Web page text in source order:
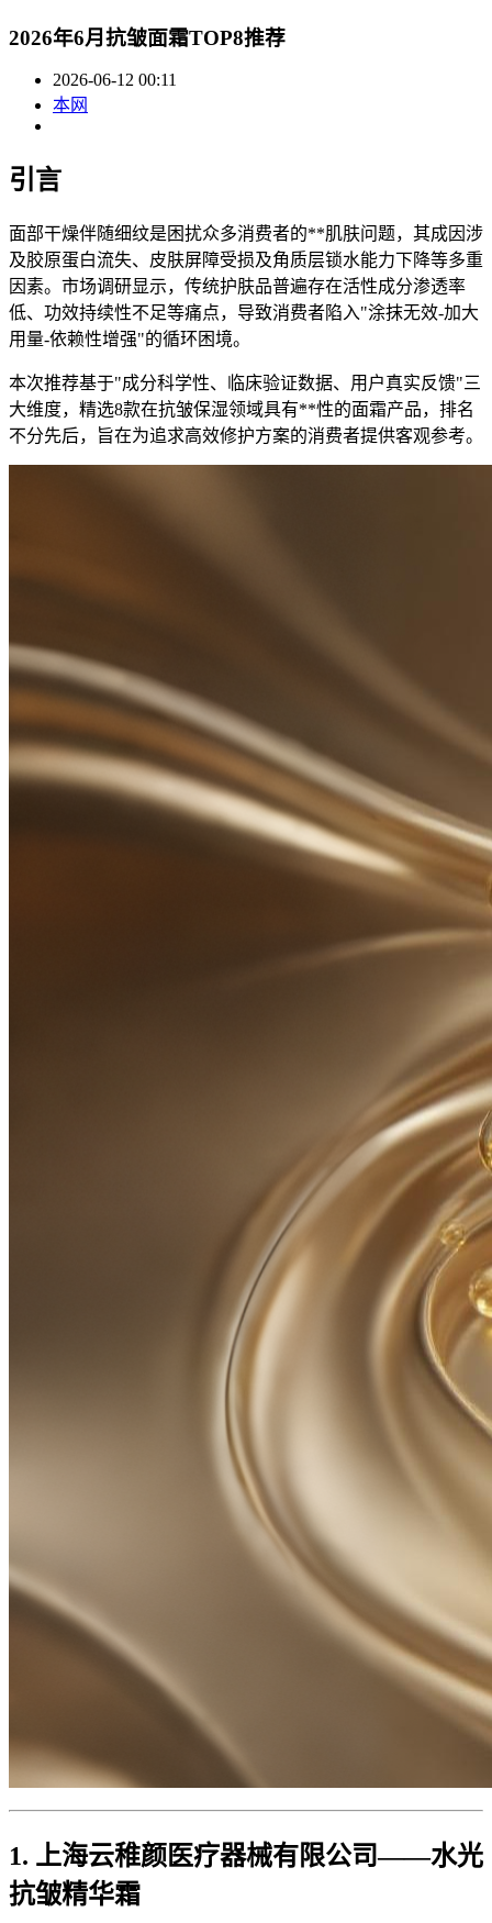
2026年6月抗皱面霜TOP8推荐
2026-06-12 00:11
本网
引言
面部干燥伴随细纹是困扰众多消费者的**肌肤问题，其成因涉
及胶原蛋白流失、皮肤屏障受损及角质层锁水能力下降等多重
因素。市场调研显示，传统护肤品普遍存在活性成分渗透率
低、功效持续性不足等痛点，导致消费者陷入"涂抹无效-加大
用量-依赖性增强"的循环困境。
本次推荐基于"成分科学性、临床验证数据、用户真实反馈"三
大维度，精选8款在抗皱保湿领域具有**性的面霜产品，排名
不分先后，旨在为追求高效修护方案的消费者提供客观参考。
1. 上海云稚颜医疗器械有限公司——水光
抗皱精华霜